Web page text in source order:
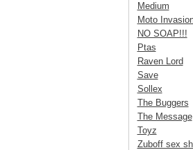
Medium
Moto
NO SOAP!!!
Ptas
Raven Lord
Save
Sollex
The Buggers
The Message
Toyz
Zuboff sex